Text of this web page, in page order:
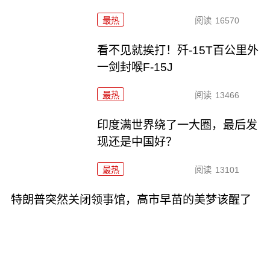
最热 阅读 16570
看不见就挨打！歼-15T百公里外
一剑封喉F-15J
最热 阅读 13466
印度满世界绕了一大圈，最后发
现还是中国好？
最热 阅读 13101
特朗普突然关闭领事馆，高市早苗的美梦该醒了